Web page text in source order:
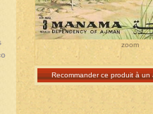
zoom
Recommander ce produit à un